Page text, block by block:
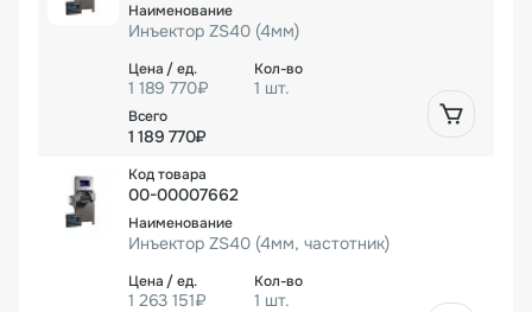
Инъектор ZS40 (4мм)
1 189 770₽ 1 шт.
1 189 770₽
00-00007662
Инъектор ZS40 (4мм, частотник)
1 263 151₽ 1 шт.